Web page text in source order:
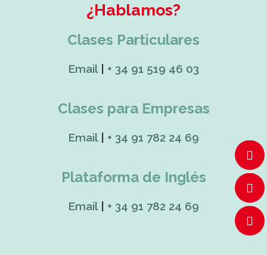
¿Hablamos?
Clases Particulares
Email| + 34 91 519 46 03
Clases para Empresas
Email| + 34 91 782 24 69
Plataforma de Inglés
Email| + 34 91 782 24 69